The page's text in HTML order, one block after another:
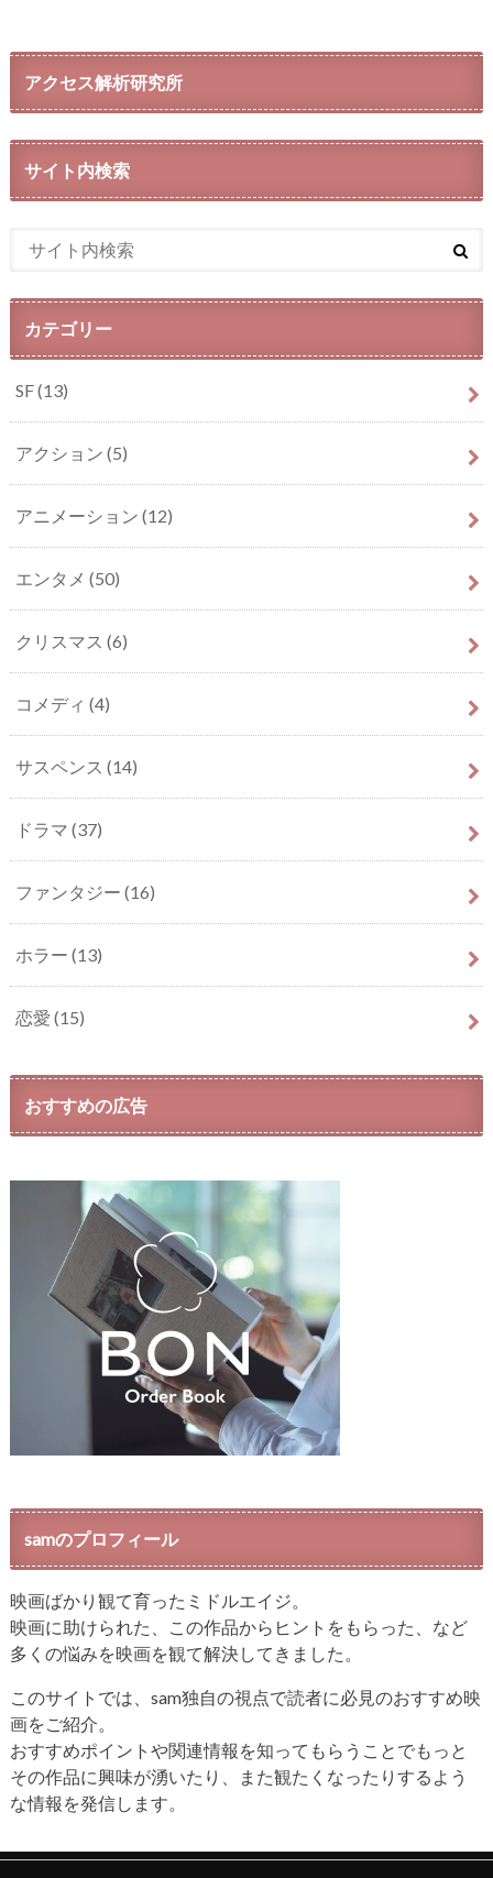
アクセス解析研究所
サイト内検索
カテゴリー
SF(13)
アクション (5)
アニメーション (12)
エンタメ (50)
クリスマス (6)
コメディ (4)
サスペンス (14)
ドラマ (37)
ファンタジー (16)
ホラー (13)
恋愛 (15)
おすすめの広告
samのプロフィール
映画ばかり観て育ったミドルエイジ。
映画に助けられた、この作品からヒントをもらった、など
多くの悩みを映画を観て解決してきました。
このサイトでは、sam独自の視点で読者に必見のおすすめ映
画をご紹介。
おすすめポイントや関連情報を知ってもらうことでもっと
その作品に興味が湧いたり、また観たくなったりするよう
な情報を発信します。